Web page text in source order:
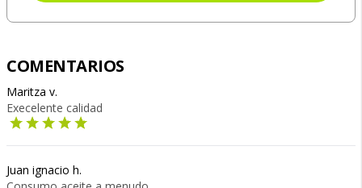
COMENTARIOS
Maritza v.
Execelente calidad
Juan ignacio h.